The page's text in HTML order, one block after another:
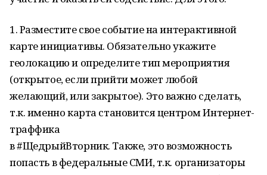
1. Разместите свое событие на интерактивной
карте инициативы. Обязательно укажите
геолокацию и определите тип мероприятия
(открытое, если прийти может любой
желающий, или закрытое). Это важно сделать,
т.к. именно карта становится центром Интернет-
траффика
в #ЩедрыйВторник. Также, это возможность
попасть в федеральные СМИ, т.к. организаторы